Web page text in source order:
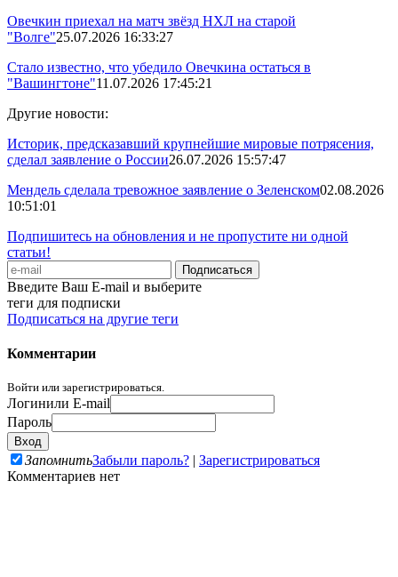
Овечкин приехал на матч звёзд НХЛ на старой
"Волге"25.07.2026 16:33:27
Стало известно, что убедило Овечкина остаться в
"Вашингтоне"11.07.2026 17:45:21
Другие новости:
Историк, предсказавший крупнейшие мировые потрясения,
сделал заявление о России26.07.2026 15:57:47
Мендель сделала тревожное заявление о Зеленском02.08.2026
10:51:01
Подпишитесь на обновления и не пропустите ни одной
статьи!
Введите Ваш E-mail и выберите
теги для подписки
Подписаться на другие теги
Комментарии
Войти или зарегистрироваться.
Логинили E-mail
Пароль
ЗапомнитьЗабыли пароль? | Зарегистрироваться
Комментариев нет